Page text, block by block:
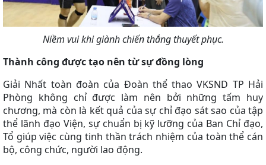
Niềm vui khi giành chiến thắng thuyết phục.
Thành công được tạo nên từ sự đồng lòng
Giải Nhất toàn đoàn của Đoàn thể thao VKSND TP Hải
Phòng không chỉ được làm nên bởi những tấm huy
chương, mà còn là kết quả của sự chỉ đạo sát sao của tập
thể lãnh đạo Viện, sự chuẩn bị kỹ lưỡng của Ban Chỉ đạo,
Tổ giúp việc cùng tinh thần trách nhiệm của toàn thể cán
bộ, công chức, người lao động.